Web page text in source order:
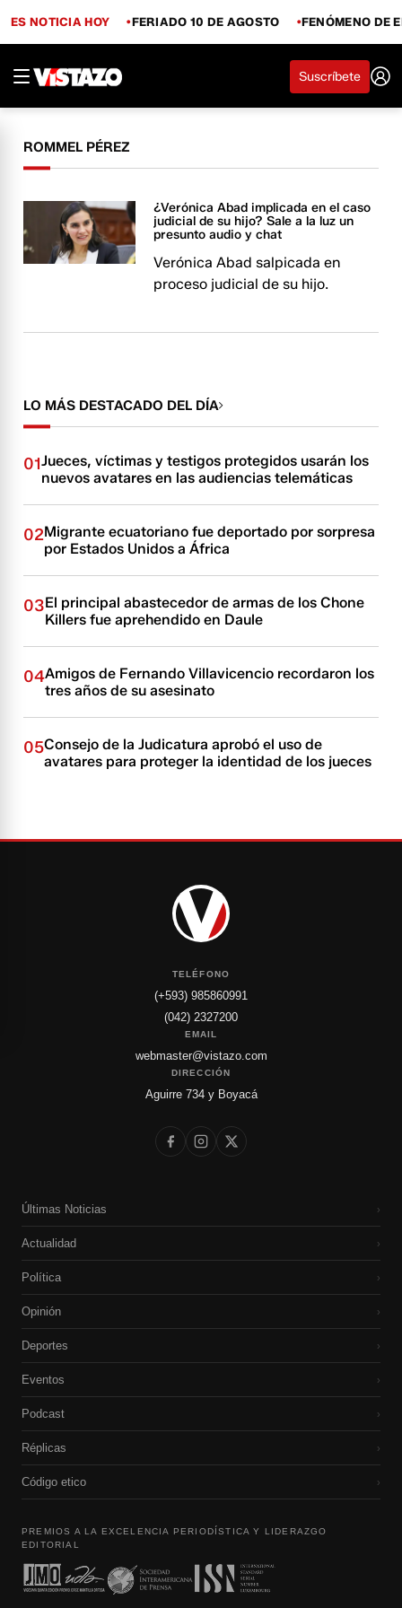
ES NOTICIA HOY FERIADO 10 DE AGOSTO FENÓMENO DE
Suscríbete
ROMMEL PÉREZ
¿Verónica Abad implicada en el caso
judicial de su hijo? Sale a la luz un
presunto audio y chat
Verónica Abad salpicada en
proceso judicial de su hijo.
LO MÁS DESTACADO DEL DÍA
01Jueces, víctimas y testigos protegidos usarán los
nuevos avatares en las audiencias telemáticas
02Migrante ecuatoriano fue deportado por sorpresa
por Estados Unidos a África
03El principal abastecedor de armas de los Chone
Killers fue aprehendido en Daule
04Amigos de Fernando Villavicencio recordaron los
tres años de su asesinato
05Consejo de la Judicatura aprobó el uso de
avatares para proteger la identidad de los jueces
TELÉFONO
(+593) 985860991
(042) 2327200
EMAIL
webmaster@vistazo.com
DIRECCIÓN
Aguirre 734 y Boyacá
Últimas Noticias ›
Actualidad ›
Política ›
Opinión ›
Deportes ›
Eventos ›
Podcast ›
Réplicas ›
Código etico ›
PREMIOS A LA EXCELENCIA PERIODÍSTICA Y LIDERAZGO
EDITORIAL